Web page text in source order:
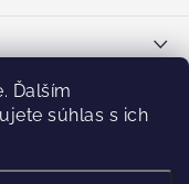
Ďalším
súhlas s ich